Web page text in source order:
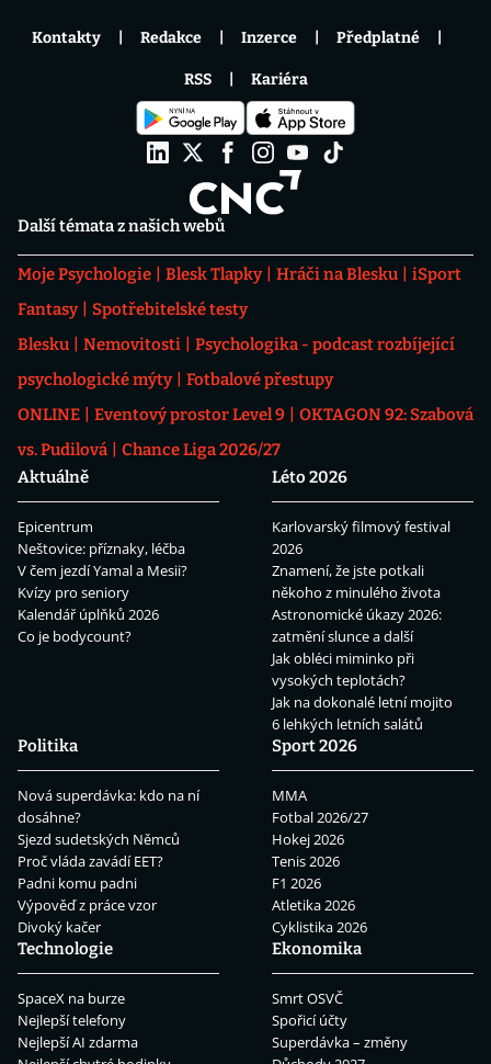
Další témata z našich webů
Moje Psychologie Blesk Tlapky Hráči na Blesku
iSport
Fantasy
Spotřebitelské testy
Blesku
Nemovitosti
Psychologika - podcast rozbíjející
psychologické mýty
Fotbalové přestupy
ONLINE
Eventový prostor Level 9
OKTAGON 92: Szabová
vs. Pudilová
Chance Liga 2026/27
Aktuálně
Epicentrum
Neštovice: příznaky, léčba
V čem jezdí Yamal a Mesii?
Kvízy pro seniory
Kalendář úplňků 2026
Co je bodycount?
Léto 2026
Karlovarský filmový festival
2026
Znamení, že jste potkali
někoho z minulého života
Astronomické úkazy 2026:
zatmění slunce a další
Jak obléci miminko při
vysokých teplotách?
Jak na dokonalé letní mojito
6 lehkých letních salátů
Politika
Nová superdávka: kdo na ní
dosáhne?
Sjezd sudetských Němců
Proč vláda zavádí EET?
Padni komu padni
Výpověď z práce vzor
Divoký kačer
Sport 2026
MMA
Fotbal 2026/27
Hokej 2026
Tenis 2026
F1 2026
Atletika 2026
Cyklistika 2026
Technologie
SpaceX na burze
Nejlepší telefony
Nejlepší AI zdarma
Ekonomika
Smrt OSVČ
Spořicí účty
Superdávka – změny
Kontakty Redakce Inzerce Předplatné
RSS Kariéra